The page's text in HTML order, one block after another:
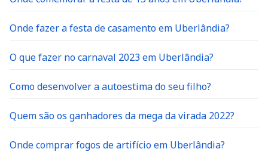
Onde fazer a festa de casamento em Uberlândia?
O que fazer no carnaval 2023 em Uberlândia?
Como desenvolver a autoestima do seu filho?
Quem são os ganhadores da mega da virada 2022?
Onde comprar fogos de artifício em Uberlândia?